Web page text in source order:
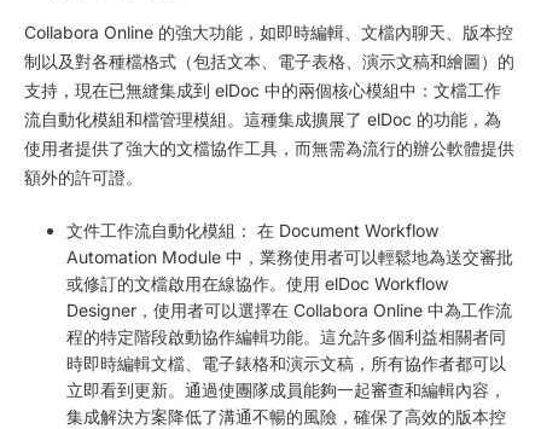
Collabora Online 的強大功能，如即時編輯、文檔內聊天、版本控
制以及對各種檔格式（包括文本、電子表格、演示文稿和繪圖）的
支持，現在已無縫集成到 elDoc 中的兩個核心模組中：文檔工作
流自動化模組和檔管理模組。這種集成擴展了 elDoc 的功能，為
使用者提供了強大的文檔協作工具，而無需為流行的辦公軟體提供
額外的許可證。
文件工作流自動化模組： 在 Document Workflow
Automation Module 中，業務使用者可以輕鬆地為送交審批
或修訂的文檔啟用在線協作。使用 elDoc Workflow
Designer，使用者可以選擇在 Collabora Online 中為工作流
程的特定階段啟動協作編輯功能。這允許多個利益相關者同
時即時編輯文檔、電子錶格和演示文稿，所有協作者都可以
立即看到更新。通過使團隊成員能夠一起審查和編輯內容，
集成解決方案降低了溝通不暢的風險，確保了高效的版本控